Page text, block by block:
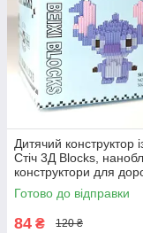
Дитячий конструктор
Стіч 3Д Blocks,
конструктори для
дітей Magic Blocks
Готово до відправки
84 ₴ 120 ₴